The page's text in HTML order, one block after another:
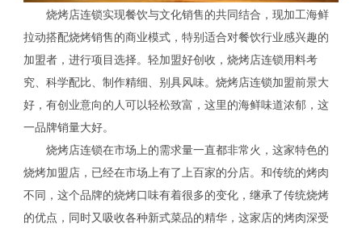
烧烤店连锁实现餐饮与文化销售的共同结合，现加工海鲜
拉动搭配烧烤销售的商业模式，特别适合对餐饮行业感兴趣的
加盟者，进行项目选择。轻加盟好创收，烧烤店连锁用料考
究、科学配比、制作精细、别具风味。烧烤店连锁加盟前景大
好，有创业意向的人可以轻松致富，这里的海鲜味道浓郁，这
一品牌销量大好。
烧烤店连锁在市场上的需求量一直都非常火，这家特色的
烧烤加盟店，已经在市场上有了上百家的分店。和传统的烤肉
不同，这个品牌的烧烤口味有着很多的变化，继承了传统烧烤
的优点，同时又吸收各种新式菜品的精华，这家店的烤肉深受